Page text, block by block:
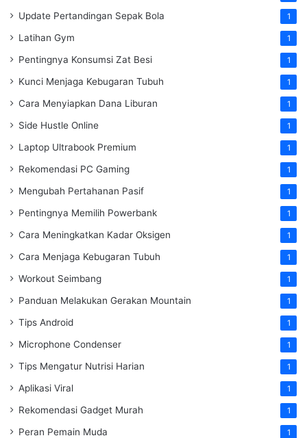
Update Pertandingan Sepak Bola 1
Latihan Gym 1
Pentingnya Konsumsi Zat Besi 1
Kunci Menjaga Kebugaran Tubuh 1
Cara Menyiapkan Dana Liburan 1
Side Hustle Online 1
Laptop Ultrabook Premium 1
Rekomendasi PC Gaming 1
Mengubah Pertahanan Pasif 1
Pentingnya Memilih Powerbank 1
Cara Meningkatkan Kadar Oksigen 1
Cara Menjaga Kebugaran Tubuh 1
Workout Seimbang 1
Panduan Melakukan Gerakan Mountain 1
Tips Android 1
Microphone Condenser 1
Tips Mengatur Nutrisi Harian 1
Aplikasi Viral 1
Rekomendasi Gadget Murah 1
Peran Pemain Muda 1